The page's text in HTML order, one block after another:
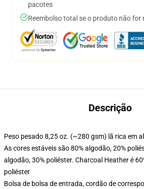
pacotes
Reembolso total se o produto não for
Descrição
Peso pesado 8,25 oz. (~280 gsm) lã rica em
As cores estáveis são 80% algodão, 20%
algodão, 30% poliéster. Charcoal Heather é
poliéster
Bolsa de bolsa de entrada, cordão de